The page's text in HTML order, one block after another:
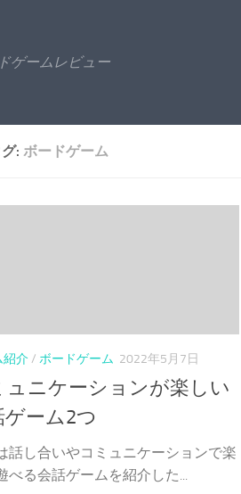
ゲームレビュー
: ボードゲーム
紹介/ ボードゲーム 2022年5月7日
ュニケーションが楽しい
ゲーム2つ
話し合いやコミュニケーションで楽
べる会話ゲームを紹介した...